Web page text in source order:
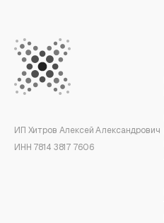
ИП Хитров Алексей Александрович
ИНН 7814 3817 7606